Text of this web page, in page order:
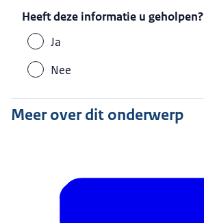
Heeft deze informatie u geholpen?
Ja
Nee
Meer over dit onderwerp